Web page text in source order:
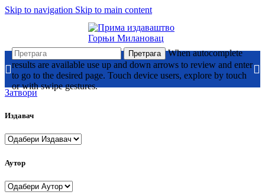
Skip to navigation Skip to main content
Претрага
When autocomplete
results are available use up and down arrows to review and enter
to go to the desired page. Touch device users, explore by touch
or with swipe gestures.
Затвори
Издавач
Аутор